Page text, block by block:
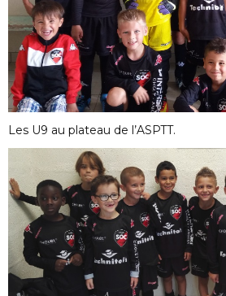
Les U9 au plateau de l’ASPTT.